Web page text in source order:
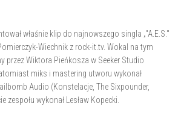
właśnie klip do najnowszego singla „"A.E.S."
Wiechnik z rock-it.tv. Wokal na tym
przez Wiktora Pieńkosza w Seeker Studio
miks i mastering utworu wykonał
Audio (Konstelacje, The Sixpounder,
zespołu wykonał Lesław Kopecki.